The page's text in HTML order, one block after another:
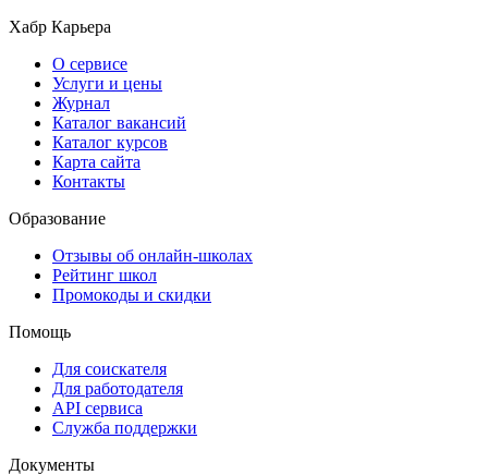
Хабр Карьера
О сервисе
Услуги и цены
Журнал
Каталог вакансий
Каталог курсов
Карта сайта
Контакты
Образование
Отзывы об онлайн-школах
Рейтинг школ
Промокоды и скидки
Помощь
Для соискателя
Для работодателя
API сервиса
Служба поддержки
Документы